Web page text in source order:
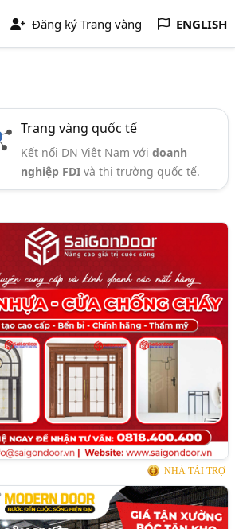
Đăng ký Trang vàng ENGLISH
Trang vàng quốc tế
Kết nối DN Việt Nam vớidoanh
nghiệp FDI và thị trường quốc tế.
NHÀ TÀI TRỢ